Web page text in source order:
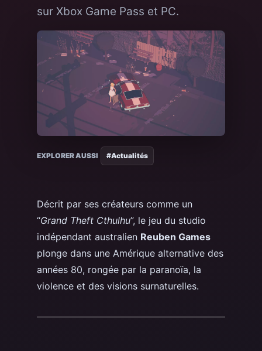
sur Xbox Game Pass et PC.
EXPLORER AUSSI #Actualités
Décrit par ses créateurs comme un
“Grand Theft Cthulhu”, le jeu du studio
indépendant australien Reuben Games
plonge dans une Amérique alternative des
années 80, rongée par la paranoïa, la
violence et des visions surnaturelles.